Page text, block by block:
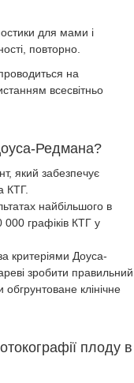
для мами і
повторно.
на
всесвітньо
Редмана?
який забезпечує
КТГ.
найбільшого в
000 графіків КТГ у
критеріями Доуса-
зробити правильний
клінічне
плоду в